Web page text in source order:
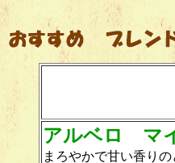
アルベロ マ
まろやかで甘い香り